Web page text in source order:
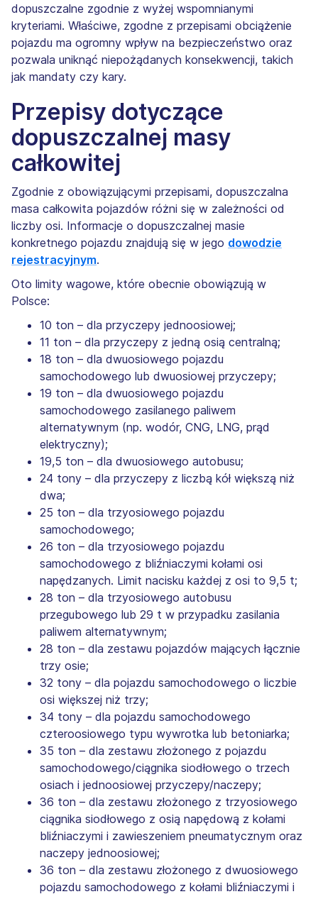
dopuszczalne zgodnie z wyżej wspomnianymi
kryteriami. Właściwe, zgodne z przepisami obciążenie
pojazdu ma ogromny wpływ na bezpieczeństwo oraz
pozwala uniknąć niepożądanych konsekwencji, takich
jak mandaty czy kary.
Przepisy dotyczące
dopuszczalnej masy
całkowitej
Zgodnie z obowiązującymi przepisami, dopuszczalna
masa całkowita pojazdów różni się w zależności od
liczby osi. Informacje o dopuszczalnej masie
konkretnego pojazdu znajdują się w jego dowodzie
rejestracyjnym.
Oto limity wagowe, które obecnie obowiązują w
Polsce:
10 ton – dla przyczepy jednoosiowej;
11 ton – dla przyczepy z jedną osią centralną;
18 ton – dla dwuosiowego pojazdu
samochodowego lub dwuosiowej przyczepy;
19 ton – dla dwuosiowego pojazdu
samochodowego zasilanego paliwem
alternatywnym (np. wodór, CNG, LNG, prąd
elektryczny);
19,5 ton – dla dwuosiowego autobusu;
24 tony – dla przyczepy z liczbą kół większą niż
dwa;
25 ton – dla trzyosiowego pojazdu
samochodowego;
26 ton – dla trzyosiowego pojazdu
samochodowego z bliźniaczymi kołami osi
napędzanych. Limit nacisku każdej z osi to 9,5 t;
28 ton – dla trzyosiowego autobusu
przegubowego lub 29 t w przypadku zasilania
paliwem alternatywnym;
28 ton – dla zestawu pojazdów mających łącznie
trzy osie;
32 tony – dla pojazdu samochodowego o liczbie
osi większej niż trzy;
34 tony – dla pojazdu samochodowego
czteroosiowego typu wywrotka lub betoniarka;
35 ton – dla zestawu złożonego z pojazdu
samochodowego/ciągnika siodłowego o trzech
osiach i jednoosiowej przyczepy/naczepy;
36 ton – dla zestawu złożonego z trzyosiowego
ciągnika siodłowego z osią napędową z kołami
bliźniaczymi i zawieszeniem pneumatycznym oraz
naczepy jednoosiowej;
36 ton – dla zestawu złożonego z dwuosiowego
pojazdu samochodowego z kołami bliźniaczymi i